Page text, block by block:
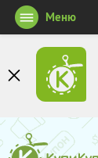
Меню